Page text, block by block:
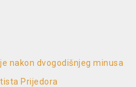
nakon dvogodišnjeg minusa
Prijedora